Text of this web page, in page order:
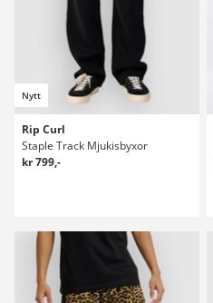
Nytt
Rip Curl
Staple Track Mjukisbyxor
kr 799,-